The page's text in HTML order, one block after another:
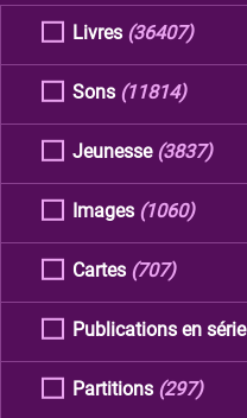
Livres (36407)
Sons (11814)
Jeunesse (3837)
Images (1060)
Cartes (707)
Publications en série
Partitions (297)